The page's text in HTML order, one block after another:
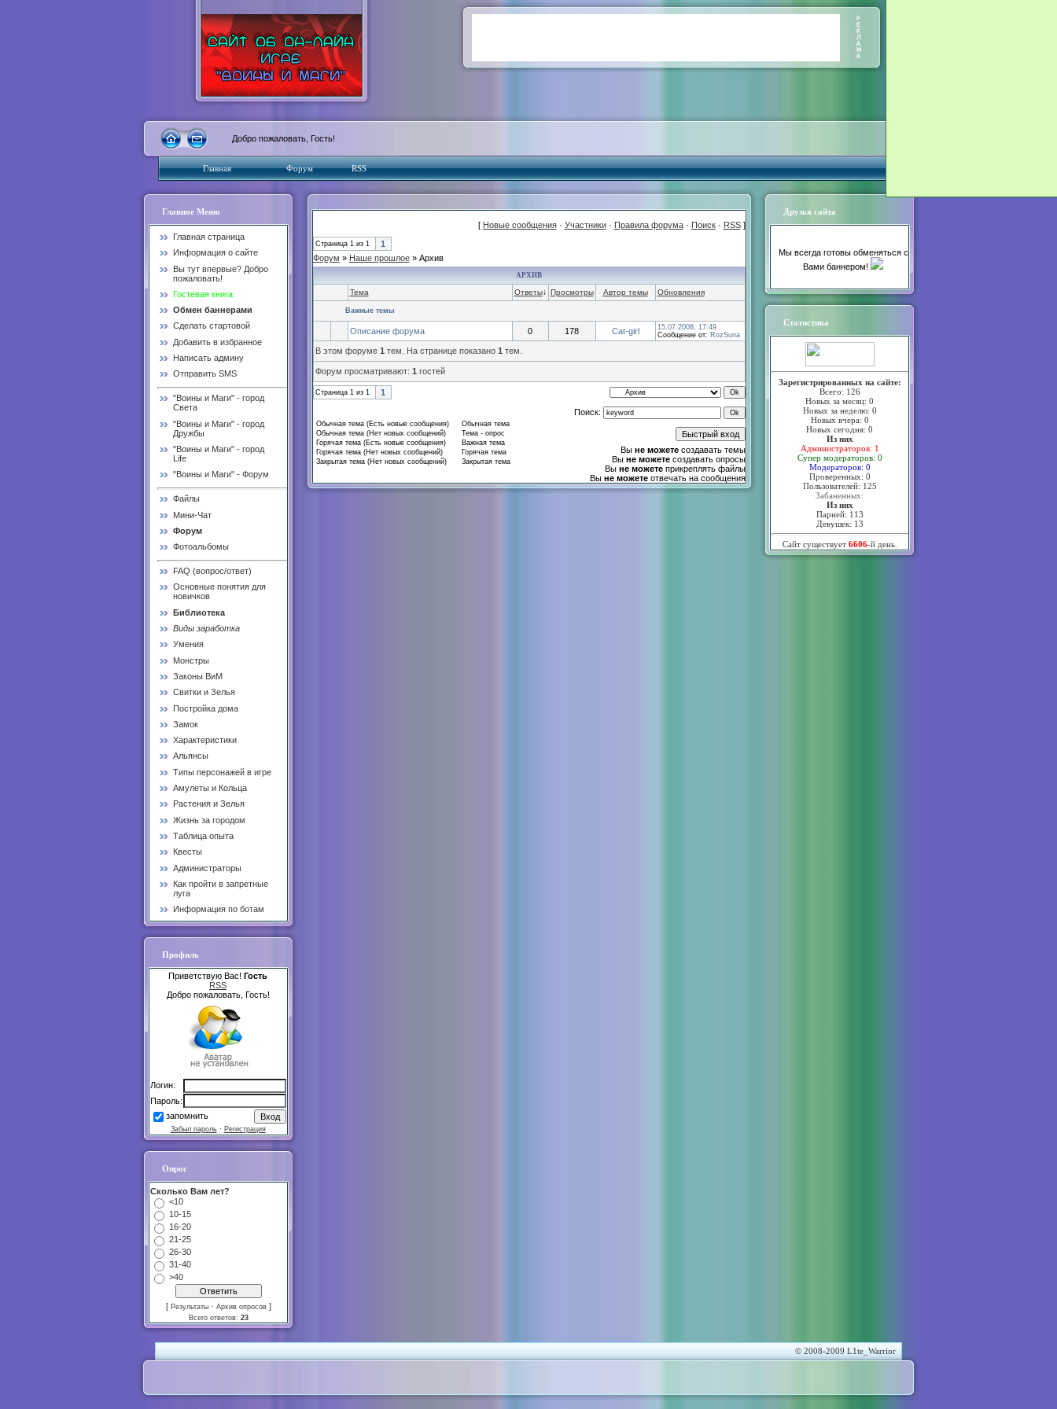
Добро пожаловать, Гость!
Главная Форум RSS
Главное Меню
Главная страница
Информация о сайте
Вы тут впервые? Добро
пожаловать!
Гостевая книга
Обмен баннерами
Сделать стартовой
Добавить в избранное
Написать админу
Отправить SMS
"Воины и Маги" - город
Света
"Воины и Маги" - город
Дружбы
"Воины и Маги" - город
Life
"Воины и Маги" - Форум
Файлы
Мини-Чат
Форум
Фотоальбомы
FAQ (вопрос/ответ)
Основные понятия для
новичков
Библиотека
Виды заработка
Умения
Монстры
Законы ВиМ
Свитки и Зелья
Постройка дома
Замок
Характеристики
Альянсы
Типы персонажей в игре
Амулеты и Кольца
Растения и Зелья
Жизнь за городом
Таблица опыта
Квесты
Администраторы
Как пройти в запретные
луга
Информация по ботам
Профиль
Приветствую Вас! Гость
RSS
Добро пожаловать, Гость!
Логин:
Пароль:
запомнить
Забыл пароль· Регистрация
Опрос
Сколько Вам лет?
<10
10-15
16-20
21-25
26-30
31-40
>40
[ Результаты· Архив опросов]
Всего ответов: 23
[ Новые сообщения· Участники· Правила форума· Поиск· RSS]
Страница 1из 1
1
Форум » Наше прошлое» Архив
АРХИВ
Тема Ответы↓ Просмотры Автор темы Обновления
Важные темы
Описание форума 0 178 Cat-girl
15.07.2008, 17:49
Сообщение от: RozSuna
В этом форуме 1 тем. На странице показано 1 тем.
Форум просматривают: 1 гостей
Страница 1из 1 1
Обычная тема (Есть новые сообщения)
Обычная тема
Обычная тема (Нет новых сообщений)
Тема - опрос
Горячая тема (Есть новые сообщения)
Важная тема
Горячая тема (Нет новых сообщений)
Горячая тема
Закрытая тема (Нет новых сообщений)
Закрытая тема
Поиск:
Вы не можетесоздавать темы
Вы не можетесоздавать опросы
Вы не можетеприкреплять файлы
Вы не можетеотвечать на сообщения
Друзья сайта
Мы всегда готовы обменяться с
Вами баннером!
Статистика
Зарегистрированных на сайте:
Всего: 126
Новых за месяц: 0
Новых за неделю: 0
Новых вчера: 0
Новых сегодня: 0
Из них
Администраторов: 1
Супер модераторов: 0
Модераторов: 0
Проверенных: 0
Пользователей: 125
Забаненных:
Из них
Парней: 113
Девушек: 13
Сайт существует 6606-й день.
© 2008-2009 L1te_Warrior